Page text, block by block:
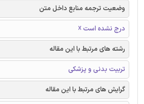
وضعیت ترجمه منابع داخل متن
درج نشده است ☓
رشته های مرتبط با این مقاله
تربیت بدنی و پزشکی
گرایش های مرتبط با این مقاله